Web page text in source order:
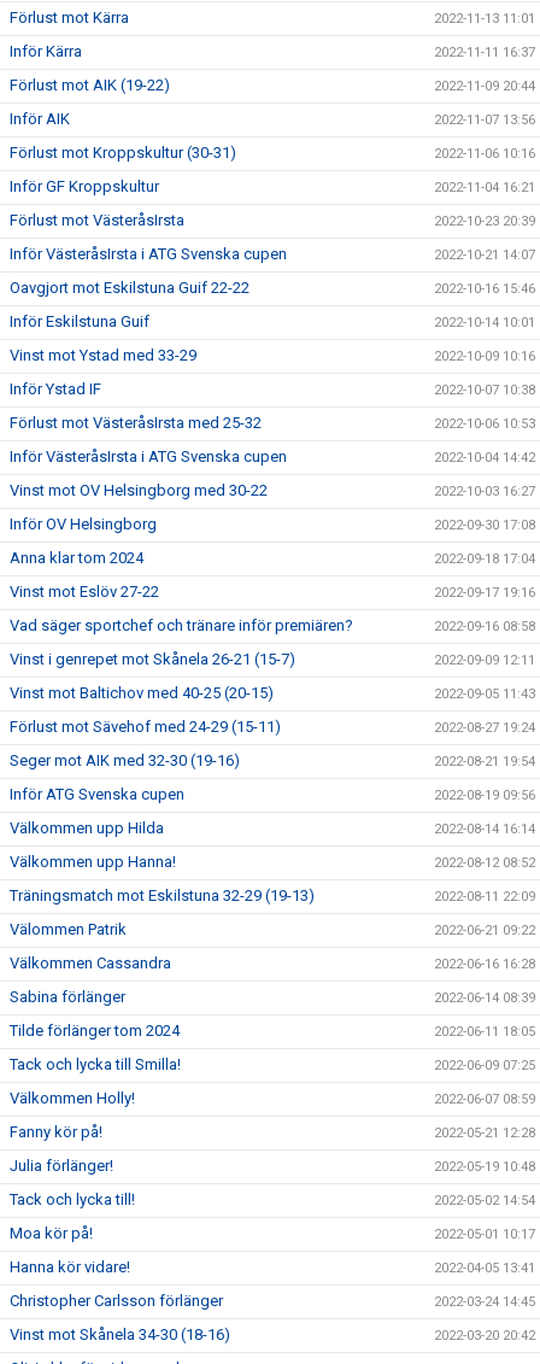
Förlust mot Kärra 2022-11-13 11:01
Inför Kärra 2022-11-11 16:37
Förlust mot AIK (19-22) 2022-11-09 20:44
Inför AIK 2022-11-07 13:56
Förlust mot Kroppskultur (30-31) 2022-11-06 10:16
Inför GF Kroppskultur 2022-11-04 16:21
Förlust mot VästeråsIrsta 2022-10-23 20:39
Inför VästeråsIrsta i ATG Svenska cupen 2022-10-21 14:07
Oavgjort mot Eskilstuna Guif 22-22 2022-10-16 15:46
Inför Eskilstuna Guif 2022-10-14 10:01
Vinst mot Ystad med 33-29 2022-10-09 10:16
Inför Ystad IF 2022-10-07 10:38
Förlust mot VästeråsIrsta med 25-32 2022-10-06 10:53
Inför VästeråsIrsta i ATG Svenska cupen 2022-10-04 14:42
Vinst mot OV Helsingborg med 30-22 2022-10-03 16:27
Inför OV Helsingborg 2022-09-30 17:08
Anna klar tom 2024 2022-09-18 17:04
Vinst mot Eslöv 27-22 2022-09-17 19:16
Vad säger sportchef och tränare inför premiären? 2022-09-16 08:58
Vinst i genrepet mot Skånela 26-21 (15-7) 2022-09-09 12:11
Vinst mot Baltichov med 40-25 (20-15) 2022-09-05 11:43
Förlust mot Sävehof med 24-29 (15-11) 2022-08-27 19:24
Seger mot AIK med 32-30 (19-16) 2022-08-21 19:54
Inför ATG Svenska cupen 2022-08-19 09:56
Välkommen upp Hilda 2022-08-14 16:14
Välkommen upp Hanna! 2022-08-12 08:52
Träningsmatch mot Eskilstuna 32-29 (19-13) 2022-08-11 22:09
Välommen Patrik 2022-06-21 09:22
Välkommen Cassandra 2022-06-16 16:28
Sabina förlänger 2022-06-14 08:39
Tilde förlänger tom 2024 2022-06-11 18:05
Tack och lycka till Smilla! 2022-06-09 07:25
Välkommen Holly! 2022-06-07 08:59
Fanny kör på! 2022-05-21 12:28
Julia förlänger! 2022-05-19 10:48
Tack och lycka till! 2022-05-02 14:54
Moa kör på! 2022-05-01 10:17
Hanna kör vidare! 2022-04-05 13:41
Christopher Carlsson förlänger 2022-03-24 14:45
Vinst mot Skånela 34-30 (18-16) 2022-03-20 20:42